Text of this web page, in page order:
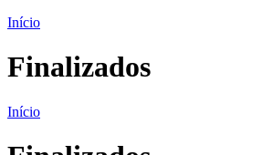
Início
Finalizados
Início